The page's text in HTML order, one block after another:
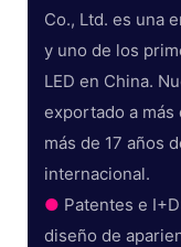
Co., Ltd. es una
y uno de los
LED en China.
exportado a
más de 17 años
internacional.
● Patentes e
diseño de